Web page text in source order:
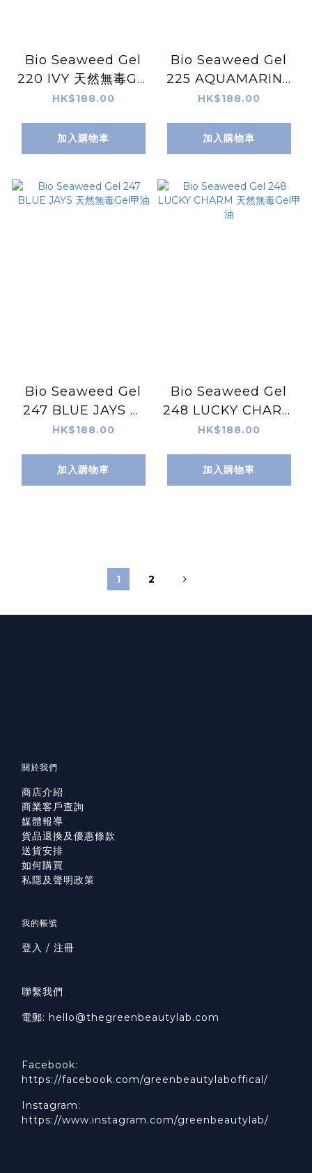
Bio Seaweed Gel
220 IVY 天然無毒Gel
甲油
HK$188.00
加入購物車
Bio Seaweed Gel
225 AQUAMARINE
天然無毒Gel甲油
HK$188.00
加入購物車
Bio Seaweed Gel
247 BLUE JAYS 天
然無毒Gel甲油
HK$188.00
加入購物車
Bio Seaweed Gel
248 LUCKY CHARM
天然無毒Gel甲油
HK$188.00
加入購物車
1 2
關於我們
商店介紹
商業客戶查詢
媒體報導
貨品退換及優惠條款
送貨安排
如何購買
私隱及聲明政策
我的帳號
登入 / 注冊
聯繫我們
電郵: hello@thegreenbeautylab.com
Facebook:
https://facebook.com/greenbeautylaboffical/
Instagram:
https://www.instagram.com/greenbeautylab/